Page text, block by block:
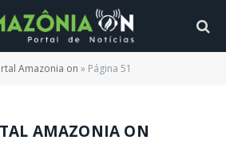
Amazonia on » Página 51
AMAZONIA ON